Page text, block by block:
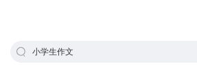
小学生作文